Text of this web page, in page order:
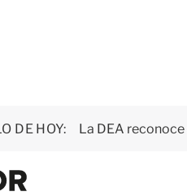
DE HOY: La DEA
E
x